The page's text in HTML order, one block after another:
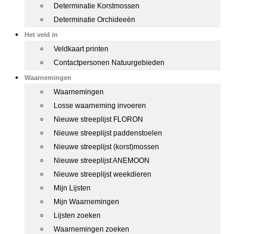
Determinatie Korstmossen
Determinatie Orchideeën
Het veld in
Veldkaart printen
Contactpersonen Natuurgebieden
Waarnemingen
Waarnemingen
Losse waarneming invoeren
Nieuwe streeplijst FLORON
Nieuwe streeplijst paddenstoelen
Nieuwe streeplijst (korst)mossen
Nieuwe streeplijst ANEMOON
Nieuwe streeplijst weekdieren
Mijn Lijsten
Mijn Waarnemingen
Lijsten zoeken
Waarnemingen zoeken